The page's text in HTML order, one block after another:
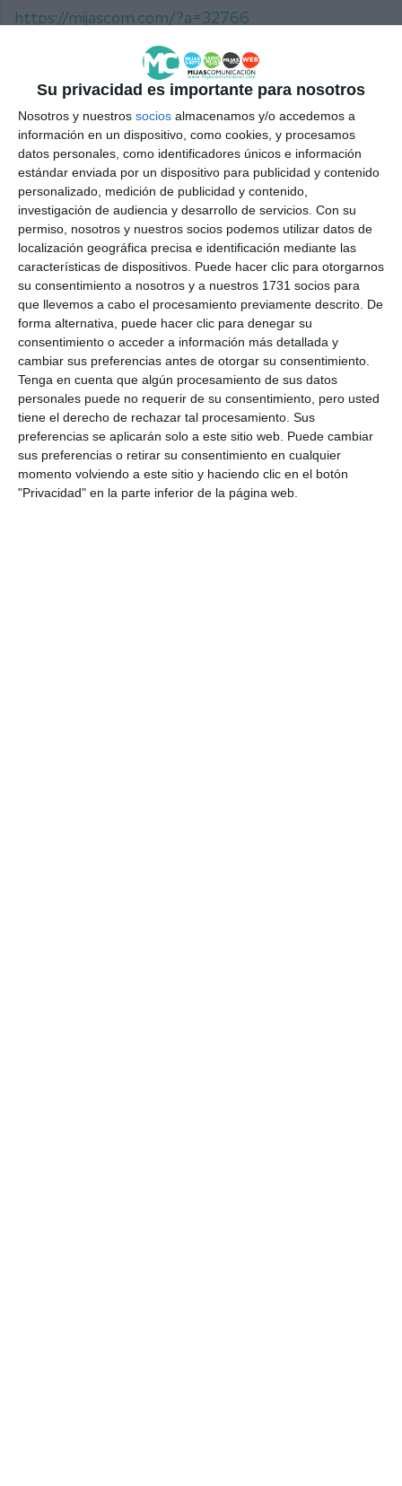
Su privacidad es importante para nosotros
Nosotros y nuestros socios almacenamos y/o accedemos a
información en un dispositivo, como cookies, y procesamos
datos personales, como identificadores únicos e información
estándar enviada por un dispositivo para publicidad y contenido
personalizado, medición de publicidad y contenido,
investigación de audiencia y desarrollo de servicios. Con su
permiso, nosotros y nuestros socios podemos utilizar datos de
localización geográfica precisa e identificación mediante las
características de dispositivos. Puede hacer clic para otorgarnos
su consentimiento a nosotros y a nuestros 1731 socios para
que llevemos a cabo el procesamiento previamente descrito. De
forma alternativa, puede hacer clic para denegar su
consentimiento o acceder a información más detallada y
cambiar sus preferencias antes de otorgar su consentimiento.
Tenga en cuenta que algún procesamiento de sus datos
personales puede no requerir de su consentimiento, pero usted
tiene el derecho de rechazar tal procesamiento. Sus
preferencias se aplicarán solo a este sitio web. Puede cambiar
sus preferencias o retirar su consentimiento en cualquier
momento volviendo a este sitio y haciendo clic en el botón
"Privacidad" en la parte inferior de la página web.
https://mijascom.com/?a=32766
ROSQUILLOS MARÍA ZAMBRANO
ASOCIACIÓN MIJAS